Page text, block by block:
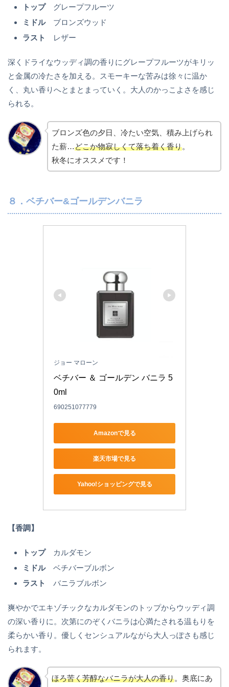
トップグレープフルーツ
ミドルブロンズウッド
ラスト
レザー
深くドライなウッディ調の香りにグレープフルーツがキリッ
と金属の冷たさを加える。スモーキーな苦みは徐々に温か
く、丸い香りへとまとまっていく。大人のかっこよさを感じ
られる。
ブロンズ色の夕日、冷たい空気、積み上げられ
た薪…どこか物寂しくて落ち着く香り。
秋冬にオススメです！
８．ベチバー&ゴールデンバニラ
ジョー マローン
ベチバー ＆ ゴールデン バニラ 5
0ml
690251077779
Amazonで見る
楽天市場で見る
Yahoo!ショッピングで見る
【香調】
トップカルダモン
ミドルベチバーブルボン
ラスト
バニラブルボン
爽やかでエキゾチックなカルダモンのトップからウッディ調
の深い香りに。次第にのぞくバニラは心満たされる温もりを
柔らかい香り。優しくセンシュアルながら大人っぽさも感じ
られます。
ほろ苦く芳醇なバニラが大人の香り。奥底にあ